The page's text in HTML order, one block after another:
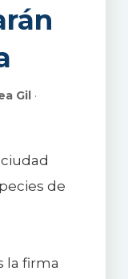
Gil·
de
la firma